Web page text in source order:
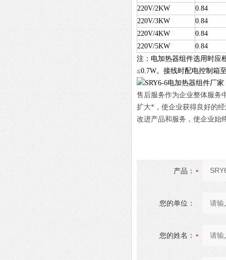
220V/2KW
0.84
220V/3KW
0.84
220V/4KW
0.84
220V/5KW
0.84
注：电加热器组件选用时应
≤0.7W。接线时配电控制箱
售后服务作为企业整体服务
扩大*，使企业获得良好的
改进产品和服务，使企业始
产品：
您的单位：
您的姓名：